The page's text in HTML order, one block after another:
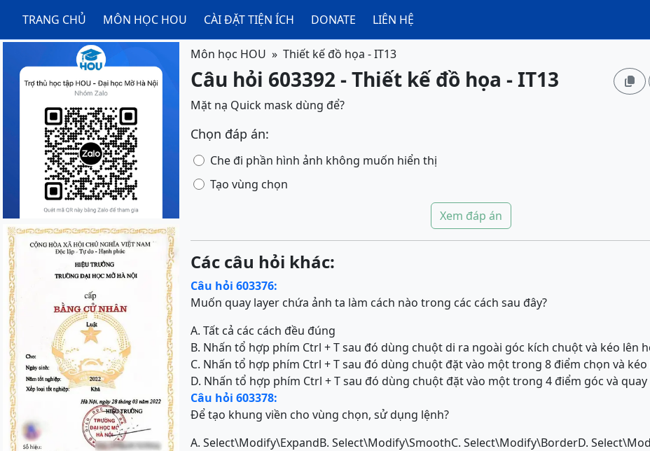
TRANG CHỦ MÔN HỌC HOU CÀI ĐẶT TIỆN ÍCH DONATE LIÊN HỆ
Môn học HOU Thiết kế đồ họa - IT13
Câu hỏi 603392 - Thiết kế đồ họa - IT13 
Mặt nạ Quick mask dùng để?
Chọn đáp án:
Che đi phần hình ảnh không muốn hiển thị
Tạo vùng chọn
Xem đáp án
Các câu hỏi khác:
Câu hỏi 603376:
Muốn quay layer chứa ảnh ta làm cách nào trong các cách sau đây?
A. Tất cả các cách đều đúng
B. Nhấn tổ hợp phím Ctrl + T sau đó dùng chuột di ra ngoài góc kích chuột và kéo lên
C. Nhấn tổ hợp phím Ctrl + T sau đó dùng chuột đặt vào một trong 8 điểm chọn và
D. Nhấn tổ hợp phím Ctrl + T sau đó dùng chuột đặt vào một trong 4 điểm góc và quay
Câu hỏi 603378:
Để tạo khung viền cho vùng chọn, sử dụng lệnh?
A. Select\Modify\ExpandB. Select\Modify\SmoothC. Select\Modify\BorderD.